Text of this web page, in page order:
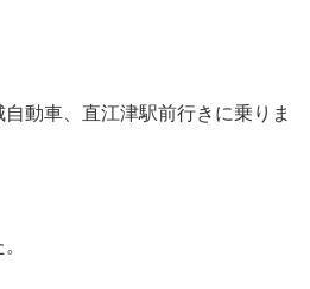
動車、直江津駅前行きに乗りま